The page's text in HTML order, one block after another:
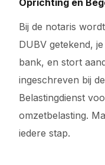
Oprichting en
Bij de notaris
DUBV getekend,
bank, en stort
ingeschreven bij
Belastingdienst
omzetbelasting.
iedere stap.